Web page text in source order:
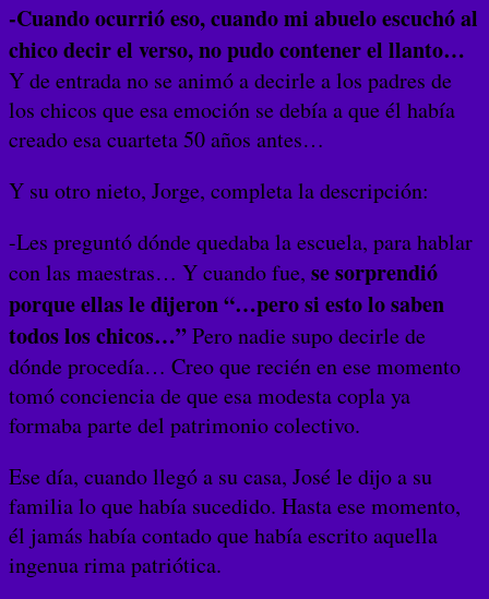
-Cuando ocurrió eso, cuando mi abuelo escuchó al
chico decir el verso, no pudo contener el llanto…
Y de entrada no se animó a decirle a los padres de
los chicos que esa emoción se debía a que él había
creado esa cuarteta 50 años antes…
Y su otro nieto, Jorge, completa la descripción:
-Les preguntó dónde quedaba la escuela, para hablar
con las maestras… Y cuando fue, se sorprendió
porque ellas le dijeron “…pero si esto lo saben
todos los chicos…”Pero nadie supo decirle de
dónde procedía… Creo que recién en ese momento
tomó conciencia de que esa modesta copla ya
formaba parte del patrimonio colectivo.
Ese día, cuando llegó a su casa, José le dijo a su
familia lo que había sucedido. Hasta ese momento,
él jamás había contado que había escrito aquella
ingenua rima patriótica.